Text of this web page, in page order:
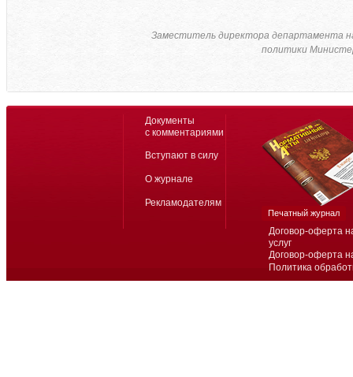
Заместитель директора департамента
политики
Договор-оферта
услуг
Договор-оферта
Политика
Документы
с комментариями
Вступают в силу
О журнале
Рекламодателям
Печатный журнал